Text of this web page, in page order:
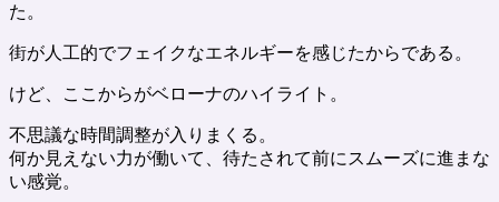
た。
街が人工的でフェイクなエネルギーを感じたからである。
けど、ここからがベローナのハイライト。
不思議な時間調整が入りまくる。
何か見えない力が働いて、待たされて前にスムーズに進まな
い感覚。